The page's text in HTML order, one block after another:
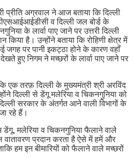
प्रीति अग्रवाल ने आज बताया कि दिल्ली
व दिल्ली जल बोर्ड के
के लार्वा पाए जाने पर उत्तरी दिल्ली
किया है। उन्होंने बताया कि रोहिणी क्षेत्र में
जगह पर पानी इकट्ठा होने के कारण वहाँ
हुए निगम ने मच्छरों के लार्वा पाए जाने पर
एक तरफ़ दिल्ली के मुख्यमंत्री श्री अरविंद
दिल्ली से डेंगू मलेरिया व चिकनगुनिया को
सरकार के अंतर्गत आने वाली विभागों के
रहे हैं।
डेंगू, मलेरिया व चिकनगुनिया फैलाने वाले
वातावरण प्रदान करता है ऐसे में हमें और
हम इन बीमारियों को फैलाने वाले मच्छरों